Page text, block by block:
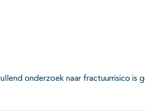
onderzoek naar fractuurrisico is